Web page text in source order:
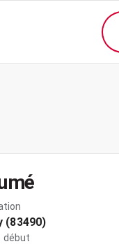
(83490)
début